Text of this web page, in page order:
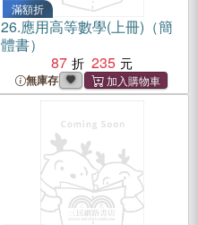
滿額折
26.應用高等數學(上冊)（簡
體書）
87
235
無庫存